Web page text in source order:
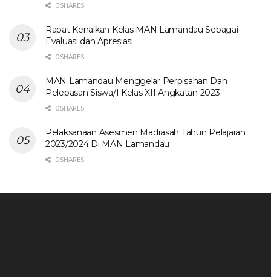
0 SHARES
Rapat Kenaikan Kelas MAN Lamandau Sebagai
Evaluasi dan Apresiasi
0 SHARES
MAN Lamandau Menggelar Perpisahan Dan
Pelepasan Siswa/I Kelas XII Angkatan 2023
0 SHARES
Pelaksanaan Asesmen Madrasah Tahun Pelajaran
2023/2024 Di MAN Lamandau
0 SHARES